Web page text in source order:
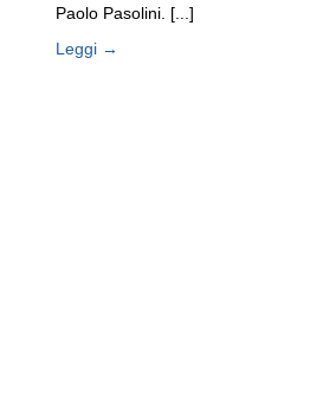
Paolo Pasolini. [...]
Leggi →